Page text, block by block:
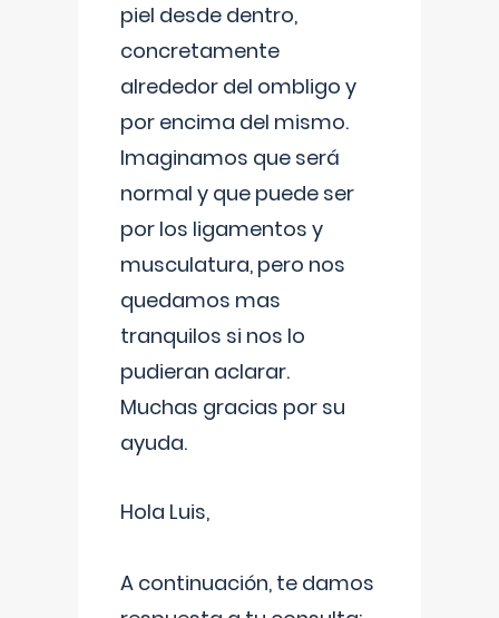
piel desde dentro,
concretamente
alrededor del ombligo y
por encima del mismo.
Imaginamos que será
normal y que puede ser
por los ligamentos y
musculatura, pero nos
quedamos mas
tranquilos si nos lo
pudieran aclarar.
Muchas gracias por su
ayuda.
Hola Luis,
A continuación, te damos